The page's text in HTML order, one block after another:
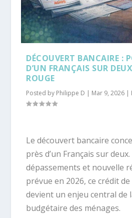
DÉCOUVERT BANCAIRE :
D’UN FRANÇAIS SUR
ROUGE
Posted by Philippe D | Mar 9, 2026 |
Le découvert bancaire
près d’un Français sur
dépassements et nouvelle
prévue en 2026, ce crédit
devient un enjeu central de
budgétaire des ménages.